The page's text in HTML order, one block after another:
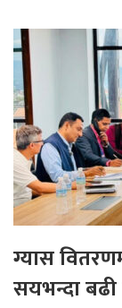
ग्यास
सयभन्दा